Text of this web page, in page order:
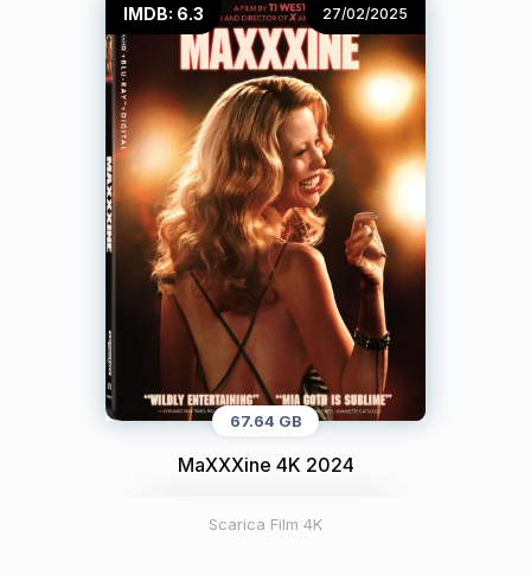
IMDB: 6.3 27/02/2025
67.64 GB
MaXXXine 4K 2024
Scarica Film 4K